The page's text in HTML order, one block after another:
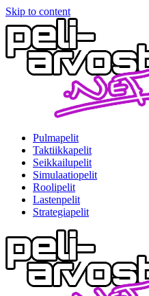
Skip to content
Pulmapelit
Taktiikkapelit
Seikkailupelit
Simulaatiopelit
Roolipelit
Lastenpelit
Strategiapelit